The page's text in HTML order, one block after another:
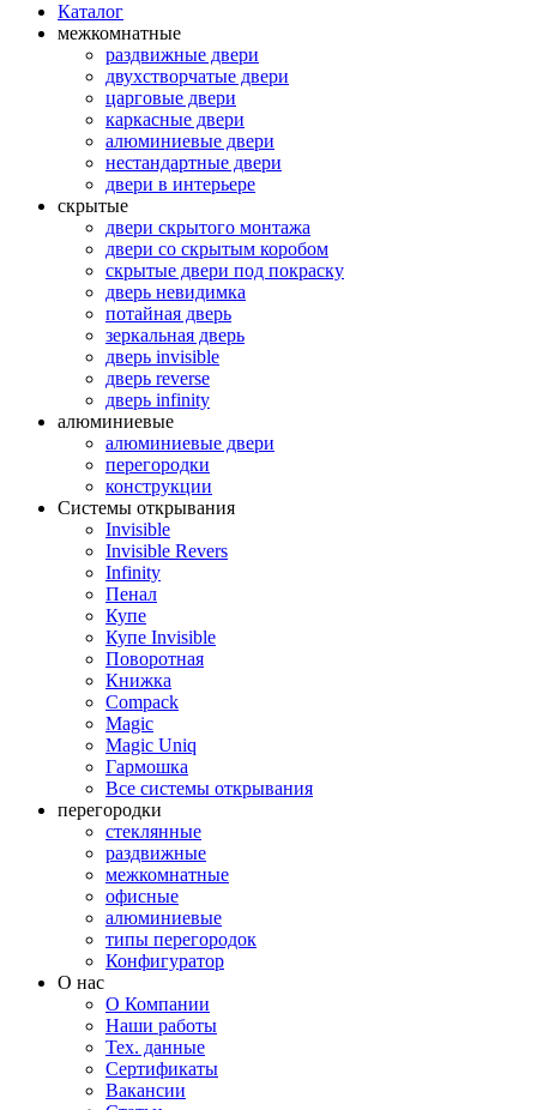
Каталог
межкомнатные
раздвижные двери
двухстворчатые двери
царговые двери
каркасные двери
алюминиевые двери
нестандартные двери
двери в интерьере
скрытые
двери скрытого монтажа
двери со скрытым коробом
скрытые двери под покраску
дверь невидимка
потайная дверь
зеркальная дверь
дверь invisible
дверь reverse
дверь infinity
алюминиевые
алюминиевые двери
перегородки
конструкции
Системы открывания
Invisible
Invisible Revers
Infinity
Пенал
Купе
Купе Invisible
Поворотная
Книжка
Compack
Magic
Magic Uniq
Гармошка
Все системы открывания
перегородки
стеклянные
раздвижные
межкомнатные
офисные
алюминиевые
типы перегородок
Конфигуратор
О нас
О Компании
Наши работы
Тех. данные
Сертификаты
Вакансии